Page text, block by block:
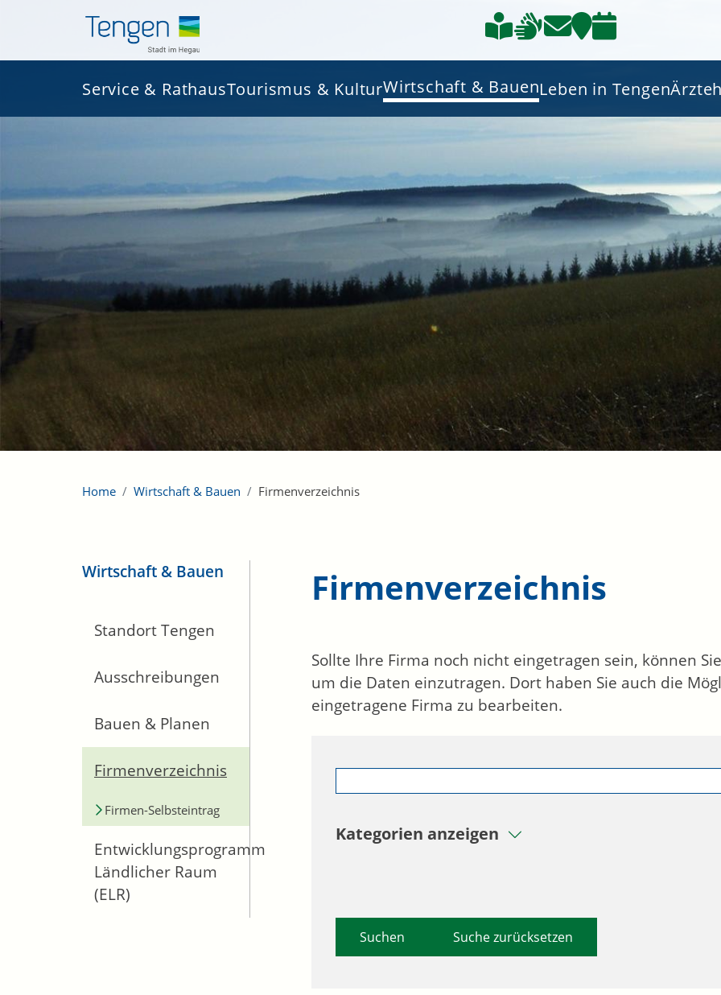
Service & RathausTourismus & KulturWirtschaft & BauenLeben in Tengen
Home Wirtschaft & Bauen Firmenverzeichnis
Wirtschaft & Bauen
Standort Tengen
Ausschreibungen
Bauen & Planen
Firmenverzeichnis
Firmen-Selbsteintrag
Entwicklungsprogramm
Ländlicher Raum
(ELR)
Firmenverzeichnis
Sollte Ihre Firma noch nicht eingetragen sein, können
um die Daten einzutragen. Dort haben Sie auch die
eingetragene Firma zu bearbeiten.
Kategorien anzeigen
Suche zurücksetzen